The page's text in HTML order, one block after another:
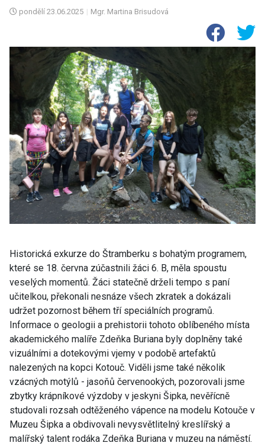
pondělí 23.06.2025 | Mgr. Martina Brisudová
Historická exkurze do Štramberku s bohatým programem,
které se 18. června zúčastnili žáci 6. B, měla spoustu
veselých momentů. Žáci statečně drželi tempo s paní
učitelkou, překonali nesnáze všech zkratek a dokázali
udržet pozornost během tří speciálních programů.
Informace o geologii a prehistorii tohoto oblíbeného místa
akademického malíře Zdeňka Buriana byly doplněny také
vizuálními a dotekovými vjemy v podobě artefaktů
nalezených na kopci Kotouč. Viděli jsme také několik
vzácných motýlů - jasoňů červenookých, pozorovali jsme
zbytky krápníkové výzdoby v jeskyni Šipka, nevěřícně
studovali rozsah odtěženého vápence na modelu Kotouče v
Muzeu Šipka a obdivovali nevysvětlitelný kreslířský a
malířský talent rodáka Zdeňka Buriana v muzeu na náměstí.